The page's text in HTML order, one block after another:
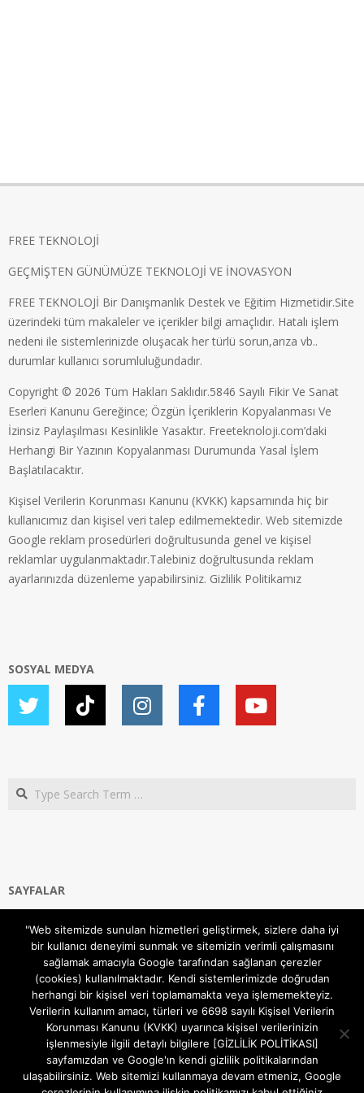
FREE TEKNOLOJİ
GEÇMİŞTEN GÜNÜMÜZE TEKNOLOJİ VE İNOVASYON
FREE TEKNOLOJİ Bir Danışmanlık Destek ve Eğitim Hizmetidir.Site
üzerindeki tüm makaleler ve içerikler bilgi amaçlıdır. Hatalı işlem
nedeni ile sistemlerinizde oluşacak her türlü sorun,arıza vb..
durumlar kullanıcı sorumluluğundadır.
Copyright © 2026 Tüm Hakları Saklıdır.5846 Sayılı Fikir Ve Sanat
Eserleri Kanunu Gereğince; Özgün İçeriklerin Kopyalanması Ve
İzinsiz Paylaşılması Kesinlikle Yasaktır. Freeteknoloji.com’daki
Herhangi Bir Yazının Kopyalanması Durumunda Yasal İşlem
Başlatılacaktır.
Kişisel Verilerin Korunması Kanunu (KVKK) kapsamında hiç bir
kullanıcımız dan kişisel veri talep edilmemektedir. Web sitemizde
Google reklam prosedürleri doğrultusunda genel ve kişisel
reklamlar uygulanmaktadır.Talebiniz doğrultusunda reklam
ayarlarınızda düzenleme yapabilirsiniz. Gizlilik Politikamız
SOSYAL MEDYA
Search
SAYFALAR
Gizlilik ve Çerezler (Cookies) Politikası
Hakkımızda
İletişim Kanalları
MODEM KURULUM
TEKNİK DESTEK
TELEVİZYON SİSTEMLERİ
"Web sitemizde sunulan hizmetleri geliştirmek, sizlere daha iyi
bir kullanıcı deneyimi sunmak ve sitemizin verimli çalışmasını
sağlamak amacıyla Google tarafından sağlanan çerezler
(cookies) kullanılmaktadır. Kendi sistemlerimizde doğrudan
herhangi bir kişisel veri toplamamakta veya işlememekteyiz.
Verilerin kullanım amacı, türleri ve 6698 sayılı Kişisel Verilerin
Korunması Kanunu (KVKK) uyarınca kişisel verilerinizin
işlenmesiyle ilgili detaylı bilgilere [GİZLİLİK POLİTİKASI]
sayfamızdan ve Google'ın kendi gizlilik politikalarından
ulaşabilirsiniz. Web sitemizi kullanmaya devam etmeniz, Google